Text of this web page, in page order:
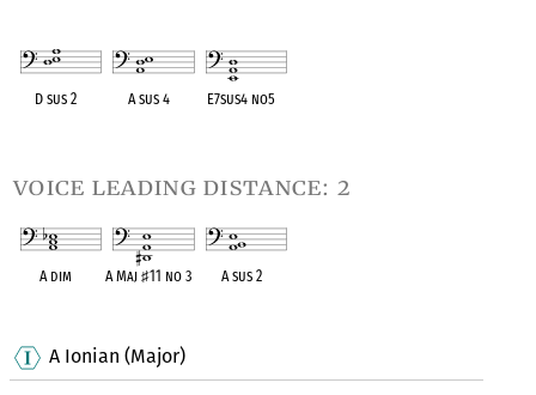
A Ionian (Major)
D sus 2 A sus 4 E7sus4 no5
voice leading distance: 2
A dim A Maj ♯11 no 3 A sus 2